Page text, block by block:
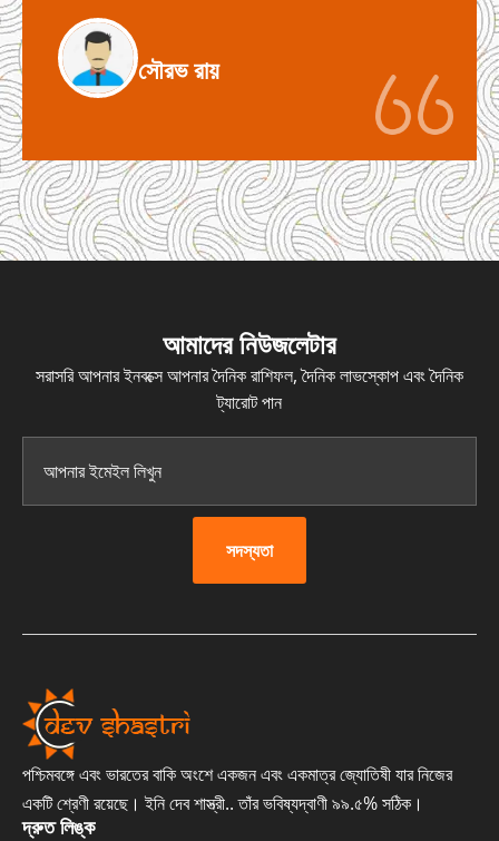
সৌরভ রায়
আমাদের নিউজলেটার
সরাসরি আপনার ইনবক্সে আপনার দৈনিক রাশিফল, দৈনিক লাভস্কোপ এবং দৈনিক
ট্যারোট পান
সদস্যতা
পশ্চিমবঙ্গে এবং ভারতের বাকি অংশে একজন এবং একমাত্র জ্যোতিষী যার নিজের
একটি শ্রেণী রয়েছে। ইনি দেব শাস্ত্রী.. তাঁর ভবিষ্যদ্বাণী ৯৯.৫% সঠিক।
দ্রুত লিঙ্ক